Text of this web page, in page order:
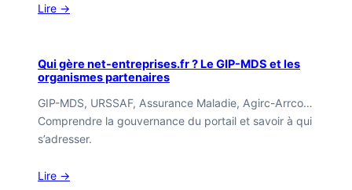
Lire →
Qui gère net-entreprises.fr ? Le GIP-MDS et les
organismes partenaires
GIP-MDS, URSSAF, Assurance Maladie, Agirc-Arrco…
Comprendre la gouvernance du portail et savoir à qui
s’adresser.
Lire →